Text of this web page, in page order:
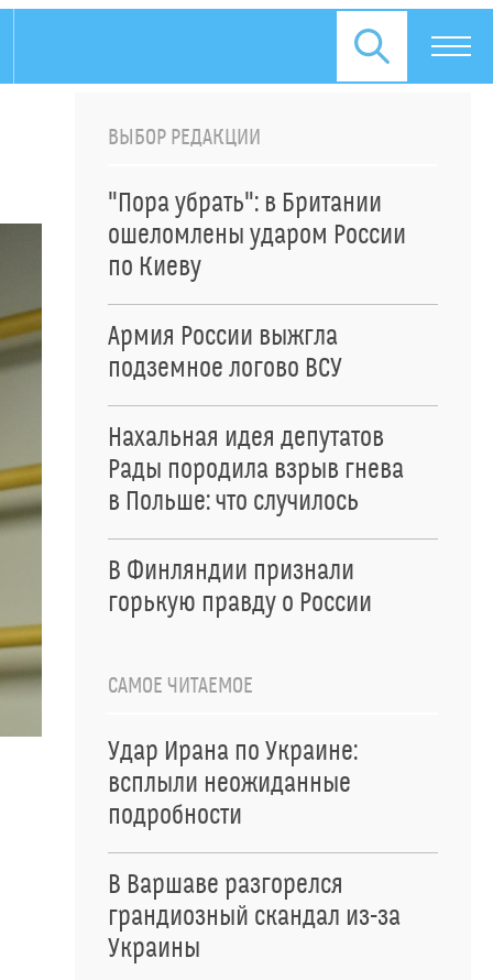
ВЫБОР РЕДАКЦИИ
"Пора убрать": в Британии
ошеломлены ударом России
по Киеву
Армия России выжгла
подземное логово ВСУ
Нахальная идея депутатов
Рады породила взрыв гнева
в Польше: что случилось
В Финляндии признали
горькую правду о России
САМОЕ ЧИТАЕМОЕ
Удар Ирана по Украине:
всплыли неожиданные
подробности
В Варшаве разгорелся
грандиозный скандал из-за
Украины